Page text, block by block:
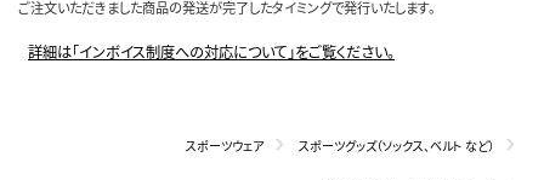
ご注文いただきました商品の発送が完了したタイミングで発行いたします。
詳細は「インボイス制度への対応について」をご覧ください。
スポーツウェア スポーツグッズ（ソックス、ベルト など）